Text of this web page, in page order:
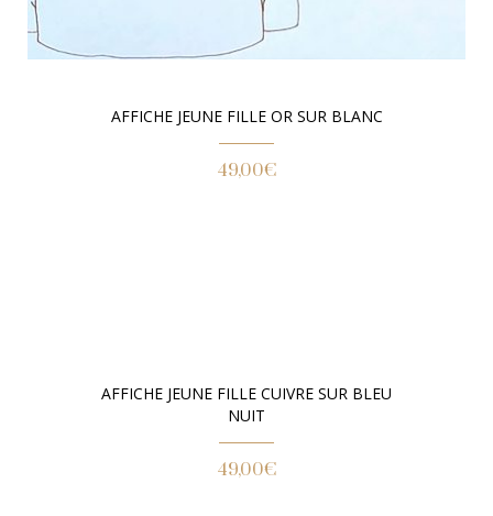
AFFICHE JEUNE FILLE OR SUR BLANC
49,00€
AFFICHE JEUNE FILLE CUIVRE SUR BLEU
NUIT
49,00€